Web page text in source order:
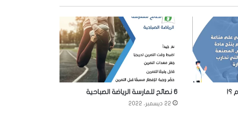
؟! 6 نصائح للمارسة الرياضة الصباحية
22 ديسمبر، 2022